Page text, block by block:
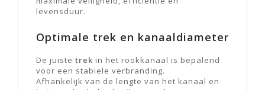
levensduur.
Optimale trek en kanaaldiameter
De juiste trek in het rookkanaal is bepalend
voor een stabiele verbranding.
Afhankelijk van de lengte van het kanaal en